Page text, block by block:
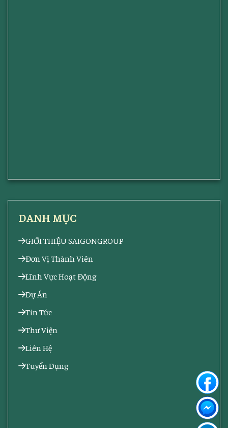
DANH MỤC
GIỚI THIỆU SAIGONGROUP
Đơn Vị Thành Viên
Lĩnh Vực Hoạt Động
Dự Án
Tin Tức
Thư Viện
Liên Hệ
Tuyển Dụng